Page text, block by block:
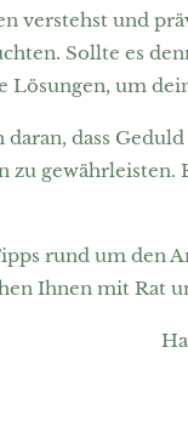
verstehst und
Sollte es
Lösungen, um
daran, dass
zu
rund um den
Ihnen mit Rat